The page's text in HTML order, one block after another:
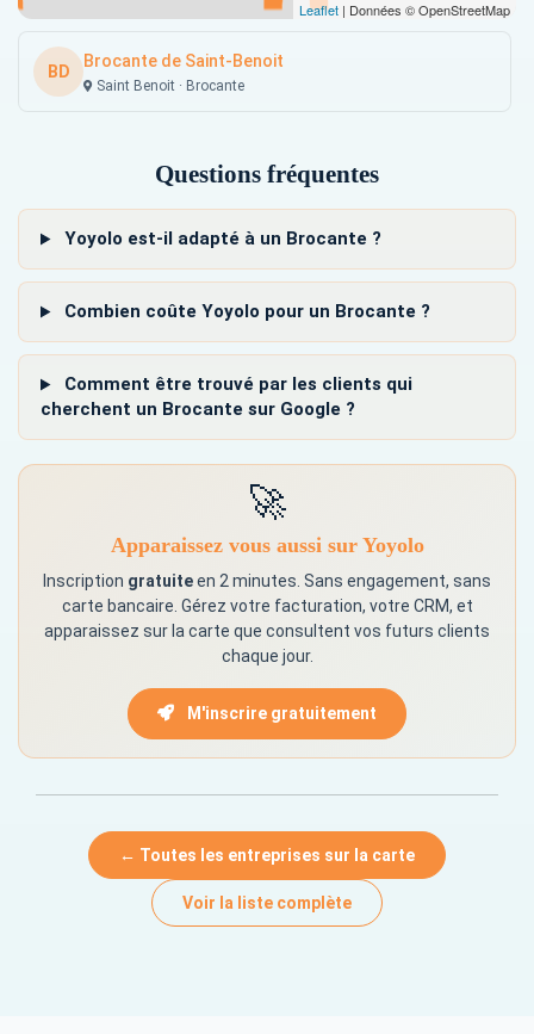
Leaflet | Données © OpenStreetMap
BD
Brocante de Saint-Benoit
Saint Benoit · Brocante
Questions fréquentes
Yoyolo est-il adapté à un Brocante ?
Combien coûte Yoyolo pour un Brocante ?
Comment être trouvé par les clients qui
cherchent un Brocante sur Google ?
🚀
Apparaissez vous aussi sur Yoyolo
Inscription gratuiteen 2 minutes. Sans engagement, sans
carte bancaire. Gérez votre facturation, votre CRM, et
apparaissez sur la carte que consultent vos futurs clients
chaque jour.
M'inscrire gratuitement
← Toutes les entreprises sur la carte
Voir la liste complète